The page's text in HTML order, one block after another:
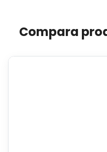
Compara